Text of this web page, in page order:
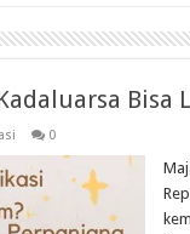
Bisa
0